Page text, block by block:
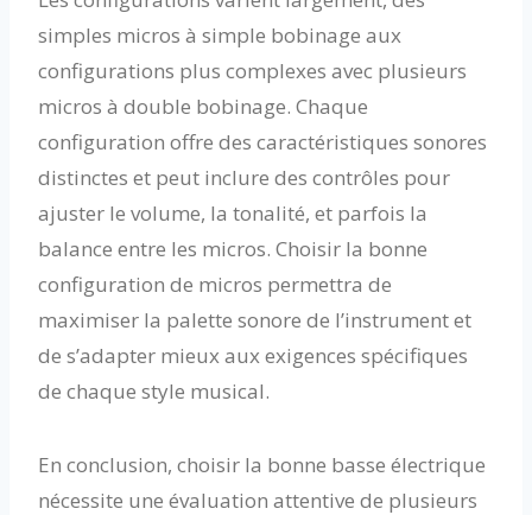
simples micros à simple bobinage aux
configurations plus complexes avec plusieurs
micros à double bobinage. Chaque
configuration offre des caractéristiques sonores
distinctes et peut inclure des contrôles pour
ajuster le volume, la tonalité, et parfois la
balance entre les micros. Choisir la bonne
configuration de micros permettra de
maximiser la palette sonore de l’instrument et
de s’adapter mieux aux exigences spécifiques
de chaque style musical.
En conclusion, choisir la bonne basse électrique
nécessite une évaluation attentive de plusieurs